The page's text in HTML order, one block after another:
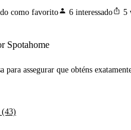
como favoritoperson 6 interessadoios_share 5
Spotahome
para assegurar que obténs
(43)